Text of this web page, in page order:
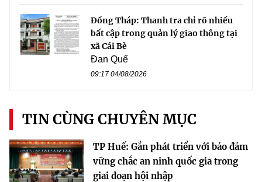
Đồng Tháp: Thanh tra chỉ rõ nhiều
bất cập trong quản lý giao thông tại
xã Cái Bè
Đan Quế
09:17 04/08/2026
TIN CÙNG CHUYÊN MỤC
TP Huế: Gắn phát triển với bảo đảm
vững chắc an ninh quốc gia trong
giai đoạn hội nhập